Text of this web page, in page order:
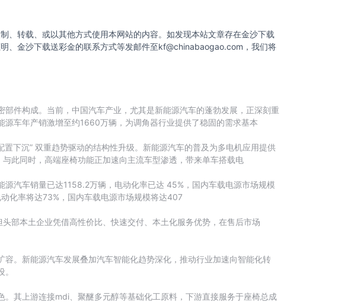
、转载、或以其他方式使用本网站的内容。如发现本站文章存在金沙下载
、金沙下载送彩金的联系方式等发邮件至kf@chinabaogao.com ，我们将
件构成。当前，中国汽车产业，尤其是新能源汽车的蓬勃发展，正深刻重
车年产销激增至约1660万辆，为调角器行业提供了稳固的需求基本
下沉” 双重趋势驱动的结构性升级。新能源汽车的普及为多电机应用提供
此同时，高端座椅功能正加速向主流车型渗透，带来单车搭载电
汽车销量已达1158.2万辆，电动化率已达 45%，国内车载电源市场规模
化率将达73%，国内车载电源市场规模将达407
部本土企业凭借高性价比、快速交付、本土化服务优势，在售后市场
。新能源汽车发展叠加汽车智能化趋势深化，推动行业加速向智能化转
其上游连接mdi、聚醚多元醇等基础化工原料，下游直接服务于座椅总成